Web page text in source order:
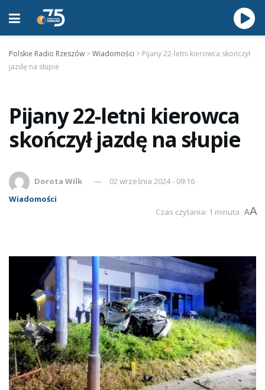
Polskie Radio Rzeszów >Wiadomości > Pijany 22-letni kierowca skończył
jazdę na słupie
Pijany 22-letni kierowca
skończył jazdę na słupie
Dorota Wilk
02 września 2024 - 09:16
Wiadomości
Czas czytania: 1 minuta AA